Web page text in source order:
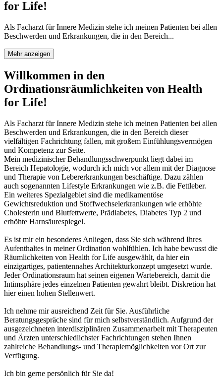
for Life!
Als Facharzt für Innere Medizin stehe ich meinen Patienten bei allen
Beschwerden und Erkrankungen, die in den Bereich...
Mehr anzeigen
Willkommen in den
Ordinationsräumlichkeiten von Health
for Life!
Als Facharzt für Innere Medizin stehe ich meinen Patienten bei allen
Beschwerden und Erkrankungen, die in den Bereich dieser
vielfältigen Fachrichtung fallen, mit großem Einfühlungsvermögen
und Kompetenz zur Seite.
Mein medizinischer Behandlungsschwerpunkt liegt dabei im
Bereich Hepatologie, wodurch ich mich vor allem mit der Diagnose
und Therapie von Lebererkrankungen beschäftige. Dazu zählen
auch sogenannten Lifestyle Erkrankungen wie z.B. die Fettleber.
Ein weiteres Spezialgebiet sind die medikamentöse
Gewichtsreduktion und Stoffwechselerkrankungen wie erhöhte
Cholesterin und Blutfettwerte, Prädiabetes, Diabetes Typ 2 und
erhöhte Harnsäurespiegel.
Es ist mir ein besonderes Anliegen, dass Sie sich während Ihres
Aufenthaltes in meiner Ordination wohlfühlen. Ich habe bewusst die
Räumlichkeiten von Health for Life ausgewählt, da hier ein
einzigartiges, patientennahes Architekturkonzept umgesetzt wurde.
Jeder Ordinationsraum hat seinen eigenen Wartebereich, damit die
Intimsphäre jedes einzelnen Patienten gewahrt bleibt. Diskretion hat
hier einen hohen Stellenwert.
Ich nehme mir ausreichend Zeit für Sie. Ausführliche
Beratungsgespräche sind für mich selbstverständlich. Aufgrund der
ausgezeichneten interdisziplinären Zusammenarbeit mit Therapeuten
und Ärzten unterschiedlichster Fachrichtungen stehen Ihnen
zahlreiche Behandlungs- und Therapiemöglichkeiten vor Ort zur
Verfügung.
Ich bin gerne persönlich für Sie da!